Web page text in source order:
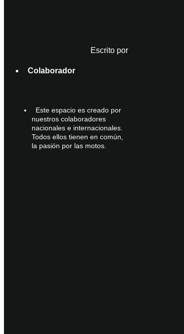
Escrito por
Colaborador
Este espacio es creado por
nuestros colaboradores
nacionales e internacionales.
Todos ellos tienen en común,
la pasión por las motos.